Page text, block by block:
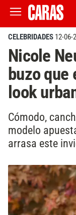
CELEBRIDADES 12-06-
Nicole
buzo que
look
Cómodo,
modelo
arrasa este